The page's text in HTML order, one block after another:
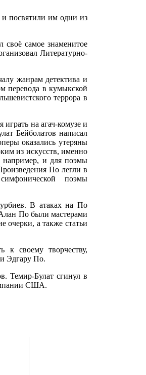
посвятили им одни из
самое знаменитое
Литературно-
жанрам детектива и
перевода в кумыкской
террора в
на агач-комузе и
Бейболатов написал
оказались утеряны
из искусств, именно
например, и для поэмы
По легли в
поэмы
В атаках на По
По были мастерами
очерки, а также статьи
к своему творчеству,
и Эдгару По.
Темир-Булат сгинул в
США.